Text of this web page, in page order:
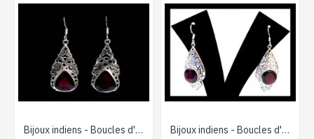
Bijoux indiens - Boucles d'Oreilles indiennes - Grenat Bijoux indiens - Boucles d'Oreilles indiennes - Grenat